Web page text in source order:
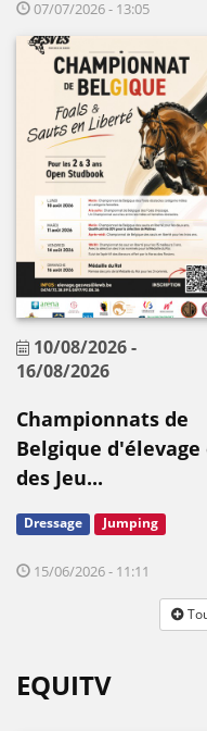
07/07/2026 - 13:05
10/08/2026-
16/08/2026
Championnats de
Belgique d'élevage
des Jeu...
Dressage Jumping
15/06/2026 - 11:11
EQUITV